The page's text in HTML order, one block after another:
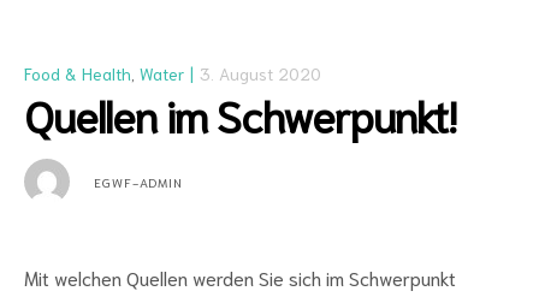
Food & Health Water 3. August 2020
Quellen im Schwerpunkt!
EGWF-ADMIN
Mit welchen Quellen werden Sie sich im Schwerpunkt